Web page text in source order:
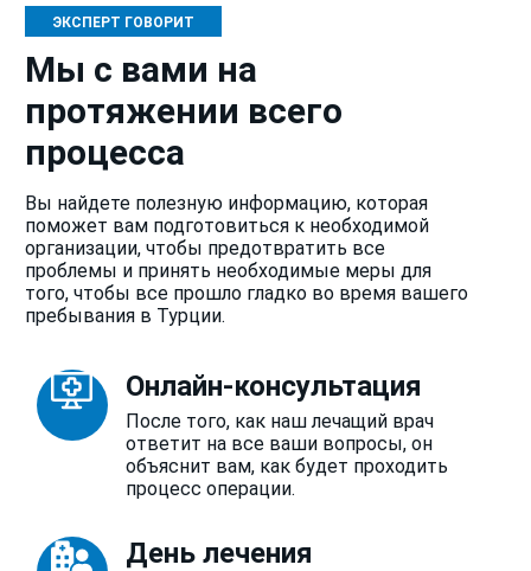
ЭКСПЕРТ ГОВОРИТ
Мы с вами на
протяжении всего
процесса
Вы найдете полезную информацию, которая
поможет вам подготовиться к необходимой
организации, чтобы предотвратить все
проблемы и принять необходимые меры для
того, чтобы все прошло гладко во время вашего
пребывания в Турции.
Онлайн-консультация
После того, как наш лечащий врач
ответит на все ваши вопросы, он
объяснит вам, как будет проходить
процесс операции.
День лечения